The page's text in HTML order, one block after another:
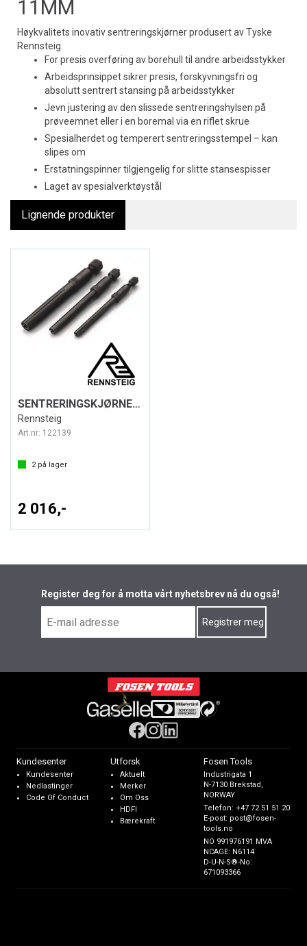
11MM
Høykvalitets inovativ sentreringskjørner produsert av Tyske
Rennsteig.
For presis overføring av borehull til andre arbeidsstykker
Arbeidsprinsippet sikrer presis, forskyvningsfri og
absolutt sentrert stansing på arbeidsstykker
Jevn justering av den slissede sentreringshylsen på
prøveemnet eller i en boremal via en riflet skrue
Spesialherdet og temperert sentreringsstempel – kan
slipes om
Erstatningspinner tilgjengelig for slitte stansespisser
Laget av spesialverktøystål
Lignende produkter
SENTRERINGSKJØRNER SETT 3 DELER
Rennsteig
Art.nr: 122139
2på lager
2 016,-
Register deg for å motta vårt nyhetsbrev nå du også!
Kundesenter
Kundesenter
Nedlastinger
Code Of Conduct
Utforsk
Aktuelt
Merker
Om Oss
HDFI
Bærekraft
Fosen Tools
Industrigata 1
N-7130 Brekstad,
NORWAY
Telefon:+47 72 51 51 20
E-post: post@fosen-
tools.no
NO 991976191 MVA
NCAGE: N6114
D-U-N-S®-No:
671093366